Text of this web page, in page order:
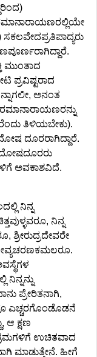
ಸಕಲವೇದಪ್ರತಿಪಾದ್ಯರು
ಮುಂತಾದ
ಪ್ರವಿಷ್ಟರಾದ
ಅನಂತ
ತಿಳಿಯಬೇಕು).
ದೂರರಾಗಿದ್ದಾರೆ.
ದೋಷದೂರರು
ಅವಕಾಶವಿದೆ.
ನಿನ್ನ
ನಿನ್ನ
ಶ್ರೀರುದ್ರದೇವರೇ
ನಿನ್ನನ್ನು
ಪ್ರೇರಿತನಾಗಿ,
ಎಚ್ಚರಗೊಂಡೊಡನೆ
ಆ ಕ್ಷಣ
ಉಚಿತವಾದ
ಮಾಡುತ್ತೇನೆ. ಹೀಗೆ